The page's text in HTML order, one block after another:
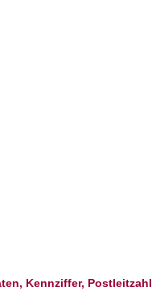
Kennziffer, Postleitzahl